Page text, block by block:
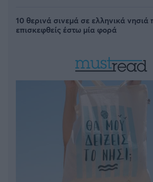
10 θερινά σινεμά σε ελληνικά νησιά
επισκεφθείς έστω μία φορά